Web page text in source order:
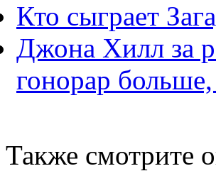
Кто сыграет
Джона Хилл за
гонорар
Также смотрите